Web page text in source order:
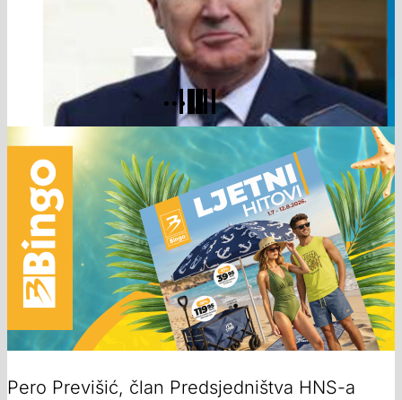
Pero Previšić, član Predsjedništva HNS-a